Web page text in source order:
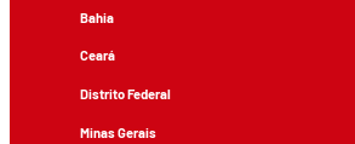
Bahia
Ceará
Distrito Federal
Minas Gerais